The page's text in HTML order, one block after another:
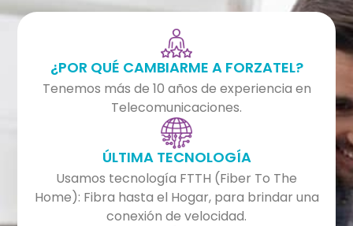
¿POR QUÉ CAMBIARME A FORZATEL?
Tenemos más de 10 años de experiencia en
Telecomunicaciones.
ÚLTIMA TECNOLOGÍA
Usamos tecnología FTTH (Fiber To The
Home): Fibra hasta el Hogar, para brindar una
conexión de velocidad.